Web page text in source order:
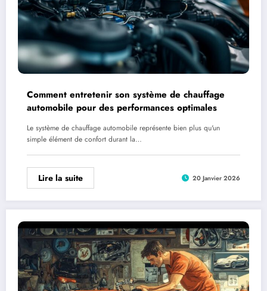
Comment entretenir son système de chauffage
automobile pour des performances optimales
Le système de chauffage automobile représente bien plus qu'un
simple élément de confort durant la…
Lire la suite 20 Janvier 2026